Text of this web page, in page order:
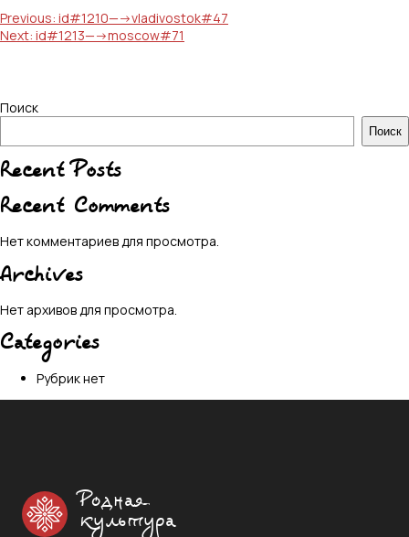
Навигация
по
Previous: id#1210—->vladivostok#47
Next: id#1213—->moscow#71
Поиск
Поиск
Recent Posts
Recent Comments
Нет комментариев для просмотра.
Archives
Нет архивов для просмотра.
Categories
Рубрик нет
Родная
культура